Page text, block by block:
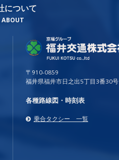
について
ABOUT
〒910-0859
福井県福井市日之出5丁目3番30号
各種路線図・時刻表
乗合タクシー 一覧